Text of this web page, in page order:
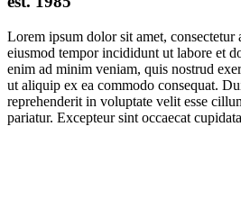
Lorem ipsum dolor sit amet, consectetur
eiusmod tempor incididunt ut labore et
enim ad minim veniam, quis nostrud
ut aliquip ex ea commodo consequat.
reprehenderit in voluptate velit esse
pariatur. Excepteur sint occaecat